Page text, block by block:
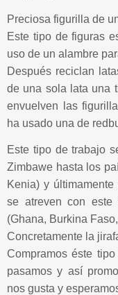
Preciosa figurilla de
Este tipo de figuras
uso de un alambre
Después reciclan
de una sola lata una
envuelven las
ha usado una de
Este tipo de trabajo
Zimbawe hasta los
Kenia) y
se atreven con
(Ghana, Burkina
Concretamente la
Compramos éste
pasamos y así
nos gusta y